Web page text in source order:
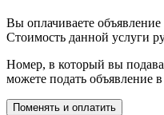
Вы оплачиваете объявление
Стоимость данной услуги
Номер, в который вы
можете подать объявление в